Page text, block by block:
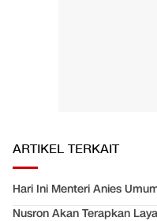
ARTIKEL TERKAIT
Hari Ini Menteri Anies
Nusron Akan Terapkan